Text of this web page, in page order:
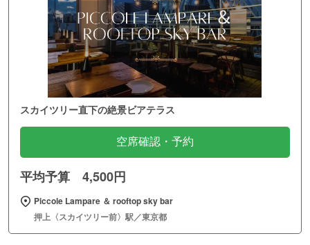
スカイツリー直下の絶景ビアテラス
空席確認・予約
平均予算 4,500円
Piccole Lampare ＆ rooftop sky bar
押上〈スカイツリー前〉駅／東京都